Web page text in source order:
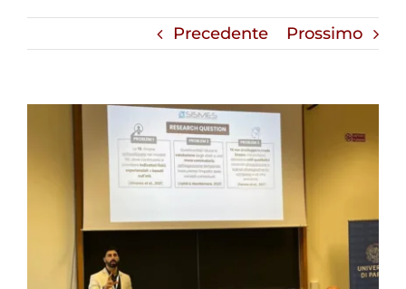
Precedente Prossimo